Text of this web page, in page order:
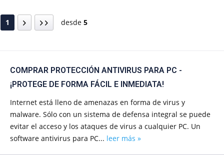
1 desde 5
COMPRAR PROTECCIÓN ANTIVIRUS PARA PC -
¡PROTEGE DE FORMA FÁCIL E INMEDIATA!
Internet está lleno de amenazas en forma de virus y
malware. Sólo con un sistema de defensa integral se puede
evitar el acceso y los ataques de virus a cualquier PC. Un
software antivirus para PC... leer más »